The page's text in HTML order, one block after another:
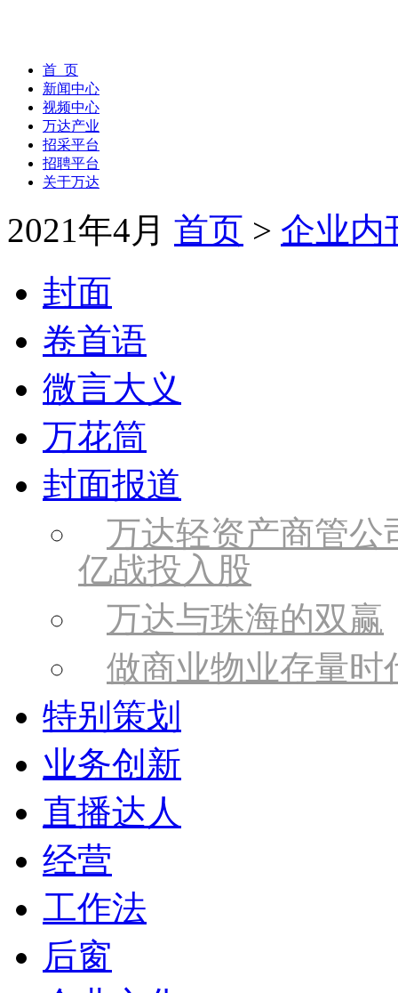
首 页
新闻中心
视频中心
万达产业
招采平台
招聘平台
关于万达
2021年4月 首页 > 企业内
封面
卷首语
微言大义
万花筒
封面报道
万达轻资产商管
亿战投入股
万达与珠海的双赢
做商业物业存量时
特别策划
业务创新
直播达人
经营
工作法
后窗